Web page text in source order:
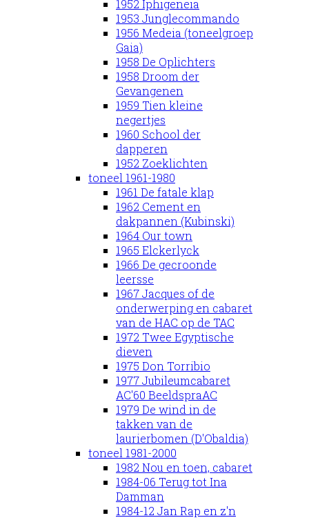
1952 Iphigeneia
1953 Junglecommando
1956 Medeia (toneelgroep
Gaia)
1958 De Oplichters
1958 Droom der
Gevangenen
1959 Tien kleine
negertjes
1960 School der
dapperen
1952 Zoeklichten
toneel 1961-1980
1961 De fatale klap
1962 Cement en
dakpannen (Kubinski)
1964 Our town
1965 Elckerlyck
1966 De gecroonde
leersse
1967 Jacques of de
onderwerping en cabaret
van de HAC op de TAC
1972 Twee Egyptische
dieven
1975 Don Torribio
1977 Jubileumcabaret
AC'60 BeeldspraAC
1979 De wind in de
takken van de
laurierbomen (D'Obaldia)
toneel 1981-2000
1982 Nou en toen, cabaret
1984-06 Terug tot Ina
Damman
1984-12 Jan Rap en z'n